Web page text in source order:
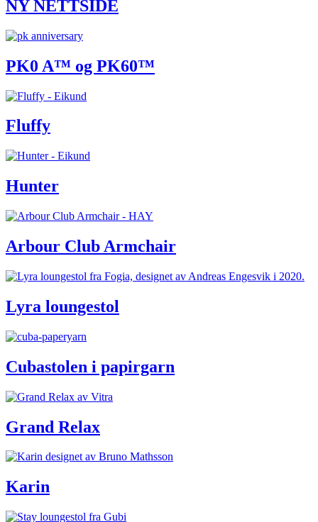
NY NETTSIDE
PK0 A™ og PK60™
Fluffy
Hunter
Arbour Club Armchair
Lyra loungestol
Cubastolen i papirgarn
Grand Relax
Karin